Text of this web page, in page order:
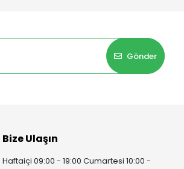
Gönder
Bize Ulaşın
Haftaiçi 09:00 - 19:00 Cumartesi 10:00 -